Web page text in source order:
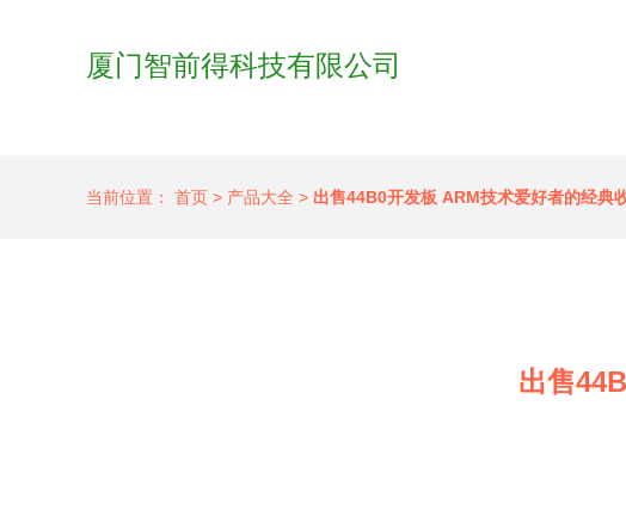
厦门智前得科技有限公司
当前位置： 首页 > 产品大全 > 出售44B0开发板 ARM技术爱好者的经典
出售